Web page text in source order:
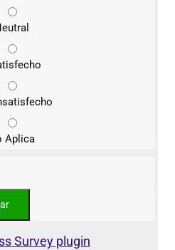
Aplica
Survey plugin